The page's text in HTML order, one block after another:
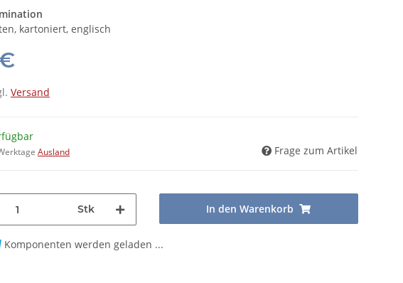
kartoniert, englisch
Versand
Ausland Frage zum Artikel
Stk In den Warenkorb
Komponenten werden geladen ...